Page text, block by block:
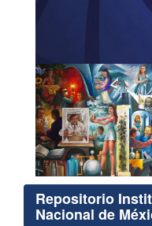
Repositorio
Nacional de